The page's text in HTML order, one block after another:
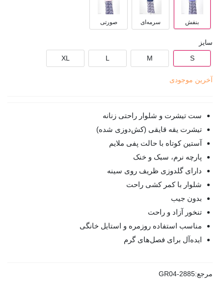
بنفش سرمه‌ای صورتی
سایز
S
M
L
XL
آخرین موجودی
ست تیشرت و شلوار راحتی زنانه
تیشرت یقه قایقی (کش‌دوزی شده)
آستین کوتاه با حالت پفی ملایم
پارچه نرم، سبک و خنک
دارای گلدوزی ظریف روی سینه
شلوار با کمر کشی راحت
بدون جیب
تنخور آزاد و راحت
مناسب استفاده روزمره و استایل خانگی
ایده‌آل برای فصل‌های گرم
مرجع:GR04-2885